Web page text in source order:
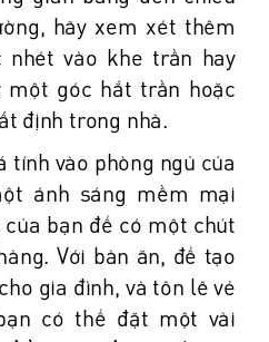
hãy xem xét thêm
nhét vào khe trần hay
một góc hắt trần hoặc
định trong nhà.
vào phòng ngủ của
ánh sáng mềm mại
bạn để có một chút
Với bàn ăn, để tạo
gia đình, và tôn lê vẻ
có thể đặt một vài